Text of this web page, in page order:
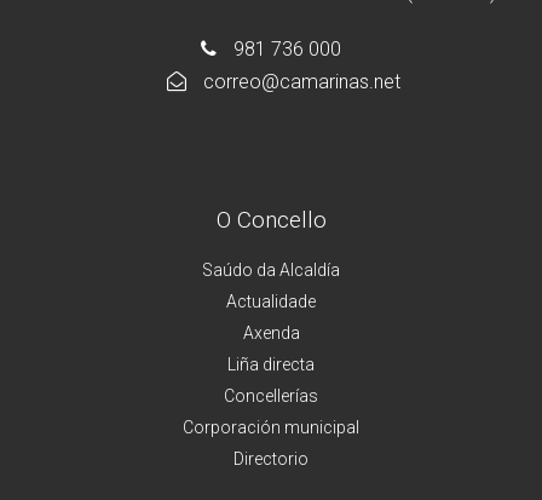
981 736 000
correo@camarinas.net
O Concello
Saúdo da Alcaldía
Actualidade
Axenda
Liña directa
Concellerías
Corporación municipal
Directorio